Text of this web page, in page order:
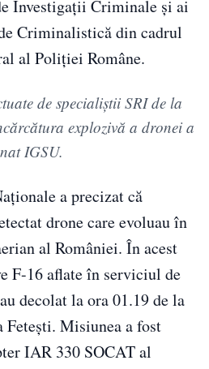
Investigaţii Criminale şi ai
Criminalistică din cadrul
al Poliţiei Române.
de specialiştii SRI de la
explozivă a dronei a
IGSU.
a precizat că
drone care evoluau în
al României. În acest
F-16 aflate în serviciul de
decolat la ora 01.19 de la
Feteşti. Misiunea a fost
IAR 330 SOCAT al